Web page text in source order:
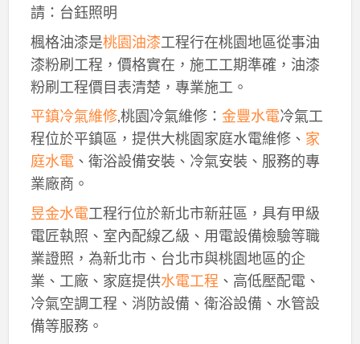
請：台鈺照明
楓格油漆是桃園油漆工程行在桃園地區從事油
漆粉刷工程，價格實在，施工工期準確，油漆
粉刷工程價目表清楚，專業施工。
平鎮冷氣維修,桃園冷氣維修： 金豐水電冷氣工
程位於平鎮區，提供大桃園家庭水電維修、 家
庭水電、衛浴設備安裝、冷氣安裝、服務的專
業廠商。
昱金水電工程行位於新北市新莊區，具有甲級
電匠執照、室內配線乙級、用電設備檢驗等職
業證照，為新北市、台北市與桃園地區的企
業、工廠、家庭提供水電工程 、高低壓配電、
冷氣空調工程、消防設備、衛浴設備、水管設
備等服務。